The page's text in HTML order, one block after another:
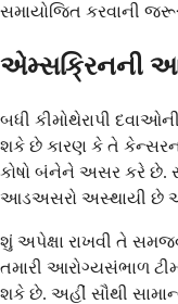
સમાયોજિત કરવાની
એમ્સક્રિનની
બધી કીમોથેરાપી
શકે છે કારણ કે તે
કોષો બંનેને અસર કરે છે.
આડઅસરો અસ્થાયી છે અને
શું અપેક્ષા રાખવી તે
તમારી આરોગ્યસંભાળ
શકે છે. અહીં સૌથી